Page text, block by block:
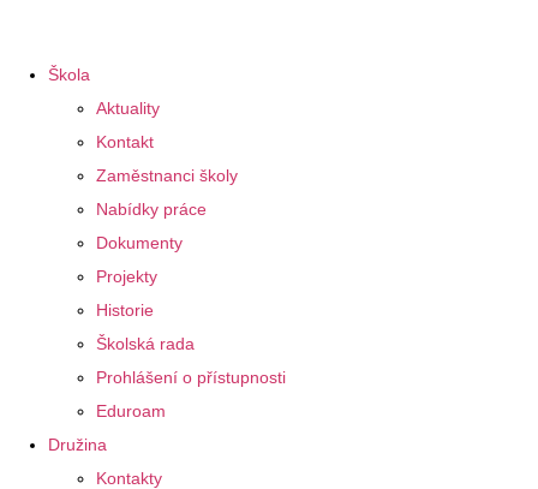
Škola
Aktuality
Kontakt
Zaměstnanci školy
Nabídky práce
Dokumenty
Projekty
Historie
Školská rada
Prohlášení o přístupnosti
Eduroam
Družina
Kontakty